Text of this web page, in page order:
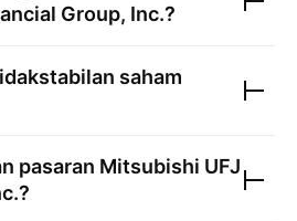
Group, Inc.?
saham
pasaran Mitsubishi UFJ
?